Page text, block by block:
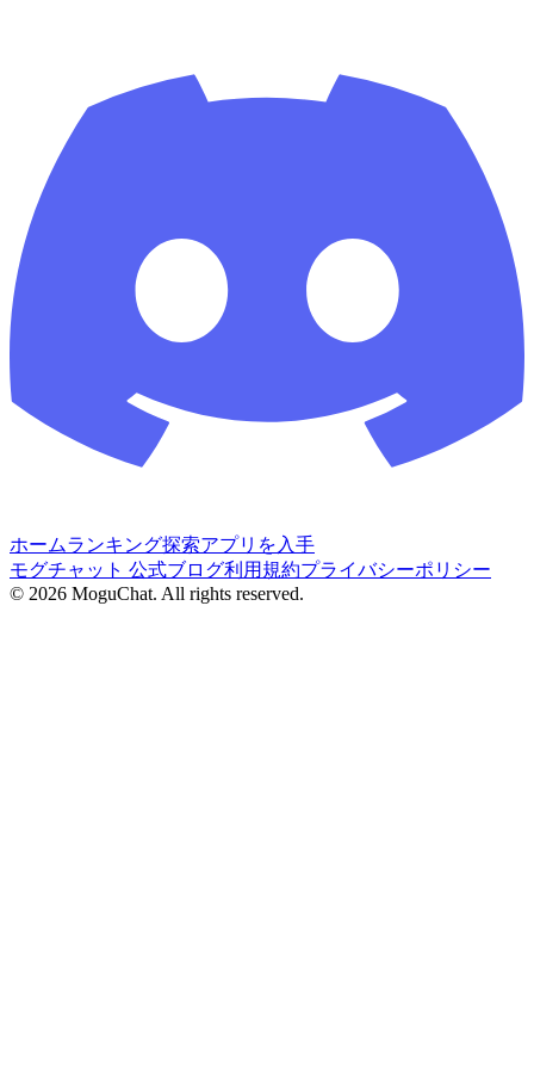
ホームランキング探索アプリを入手
モグチャット 公式ブログ利用規約プライバシーポリシー
© 2026 MoguChat. All rights reserved.